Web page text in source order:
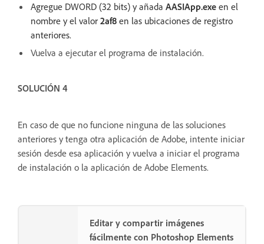
Agregue DWORD (32 bits) y añada AASIApp.exe en el
nombre y el valor 2af8 en las ubicaciones de registro
anteriores.
Vuelva a ejecutar el programa de instalación.
SOLUCIÓN 4
En caso de que no funcione ninguna de las soluciones
anteriores y tenga otra aplicación de Adobe, intente iniciar
sesión desde esa aplicación y vuelva a iniciar el programa
de instalación o la aplicación de Adobe Elements.
Editar y compartir imágenes
fácilmente con Photoshop Elements